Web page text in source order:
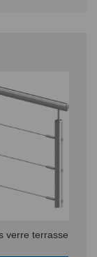
verre terrasse